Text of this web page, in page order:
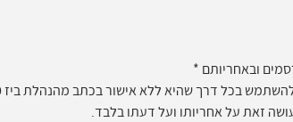
בכל דרך שהיא ללא אישור בכתב מהנהלת ביז 360